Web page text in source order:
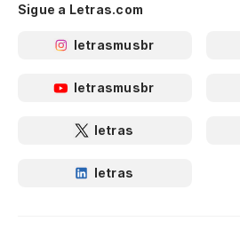
Sigue a Letras.com
letrasmusbr
letrasmusbr
letras
letras